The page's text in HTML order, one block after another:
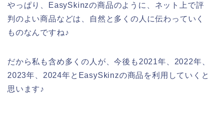
やっぱり、EasySkinzの商品のように、ネット上で評
判のよい商品などは、自然と多くの人に伝わっていく
ものなんですね♪
だから私も含め多くの人が、今後も2021年、2022年、
2023年、2024年とEasySkinzの商品を利用していくと
思います♪